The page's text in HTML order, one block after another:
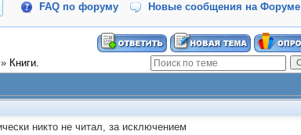
FAQ по форуму Новые сообщения на Форуме
» Книги.
никто не читал, за исключением